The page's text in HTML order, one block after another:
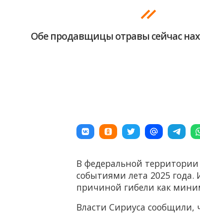
Обе продавщицы отравы сейчас
В федеральной
событиями лета 2025
причиной гибели как
Власти Сириуса